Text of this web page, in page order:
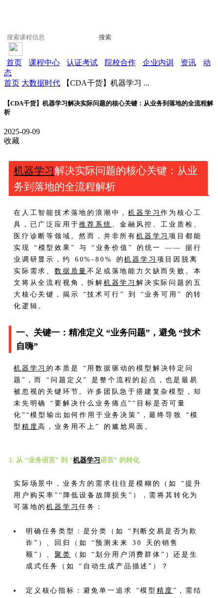
搜索
首页 课程中心 认证考试 院校合作 企业内训 资讯
动
态
首页 大数据时代 【CDA干货】机器学习 ...
【CDA干货】机器学习解决实际问题的核心关键：从业务到落地的全流程解
析
2025-09-09
收藏
机器学习解决实际问题的核心关键：从业
务到落地的全流程解析
在人工智能技术落地的浪潮中，机器学习作为核心工
具，已广泛应用于推荐系统 、金融风控、工业质检、
医疗诊断等领域。然而，并非所有机器学习项目都能
实现 “模型效果” 与 “业务价值” 的统一 —— 据行
业调研显示，约 60%-80% 的机器学习 项目因脱离
实际需求、 数据质量不足或落地能力欠缺而失败。本
文将从全流程视角，拆解 机器学习解决实际问题的五
大核心关键，揭示 “技术可行” 到 “业务可用” 的转
化逻辑。
一、关键一：精准定义 “业务问题”，避免 “技术
自嗨”
机器学习 的本质是 “用数据驱动的模型解决特定问
题”，而 “问题定义” 是整个流程的起点，也是最易
被忽视的关键环节。许多团队急于搭建复杂模型，却
未先明确 “要解决什么业务痛点”“目标是否可量
化”“模型输出如何作用于业务决策”，最终导致 “模
型 精度高，业务用不上” 的尴尬局面。
1. 从 “业务语言” 到 “机器学习 语言” 的转化
实际场景中，业务方的需求往往是模糊的（如 “提升
用户购买率”“降低设备故障损失”），需将其转化为
可落地的机器学习任务：
明确任务类型：是分类（如 “判断交易是否为欺
诈”）、回归（如 “预测未来 30 天的销售
额”）、聚类
（如 “划分用户消费群体”）还是生
成式任务（如 “自动生成产品描述”）？
定义核心指标：避免单一追求 “模型精度 ”，需结